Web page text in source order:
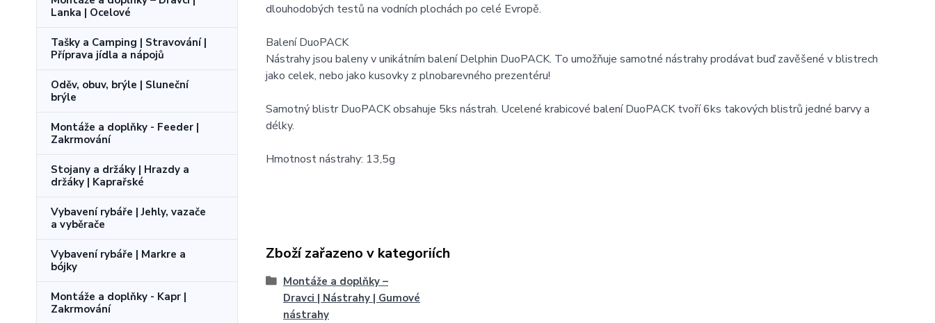
Lanka | Ocelové
Tašky a Camping | Stravování |
Příprava jídla a nápojů
Oděv, obuv, brýle | Sluneční
brýle
Montáže a doplňky - Feeder |
Zakrmování
Stojany a držáky | Hrazdy a
držáky | Kaprařské
Vybavení rybáře | Jehly, vazače
a vyběrače
Vybavení rybáře | Markre a
bójky
Montáže a doplňky - Kapr |
Zakrmování
dlouhodobých testů na vodních plochách po celé Evropě.
Balení DuoPACK
Nástrahy jsou baleny v unikátním balení Delphin DuoPACK. To umožňuje samotné nástrahy prodávat buď zavěšené v blistrech
jako celek, nebo jako kusovky z plnobarevného prezentéru!
Samotný blistr DuoPACK obsahuje 5ks nástrah. Ucelené krabicové balení DuoPACK tvoří 6ks takových blistrů jedné barvy a
délky.
Hmotnost nástrahy: 13,5g
Zboží zařazeno v kategoriích
Montáže a doplňky –
Dravci | Nástrahy | Gumové
nástrahy